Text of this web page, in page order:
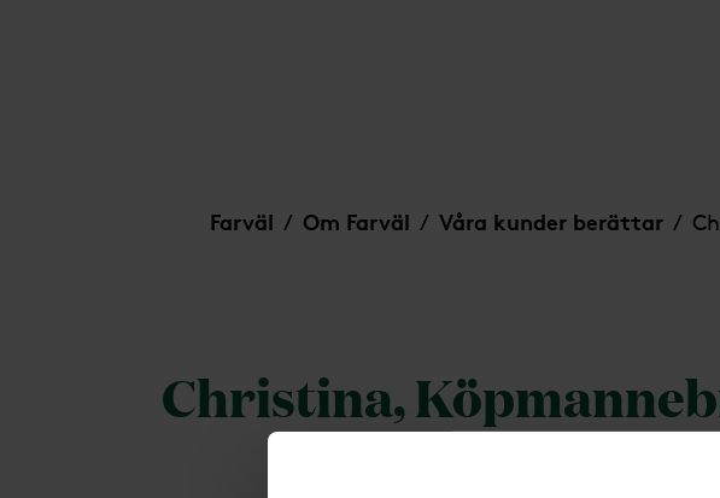
Farväl / Om Farväl / Våra kunder berättar /
Christina,